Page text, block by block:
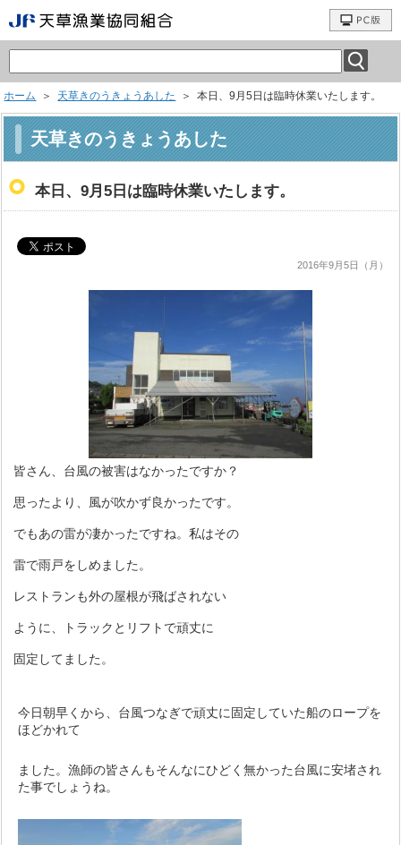
ホーム ＞ 天草きのうきょうあした ＞ 本日、9月5日は臨時休業いたします。
天草きのうきょうあした
本日、9月5日は臨時休業いたします。
2016年9月5日（月）
皆さん、台風の被害はなかったですか？
思ったより、風が吹かず良かったです。
でもあの雷が凄かったですね。私はその
雷で雨戸をしめました。
レストランも外の屋根が飛ばされない
ように、トラックとリフトで頑丈に
固定してました。
今日朝早くから、台風つなぎで頑丈に固定していた船のロープを
ほどかれて
ました。漁師の皆さんもそんなにひどく無かった台風に安堵され
た事でしょうね。